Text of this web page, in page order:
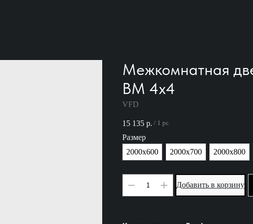
Межкомнатная
BM 4x4
VFD
15 135 р. / 1 pc
Размер
2000х600
2000х700 2000х800
Добавить в корзину